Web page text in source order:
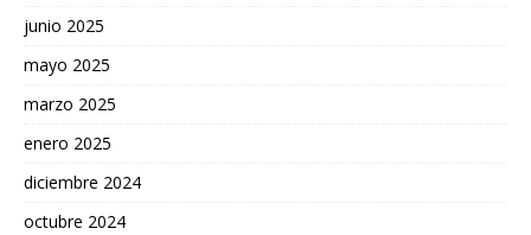
junio 2025
mayo 2025
marzo 2025
enero 2025
diciembre 2024
octubre 2024